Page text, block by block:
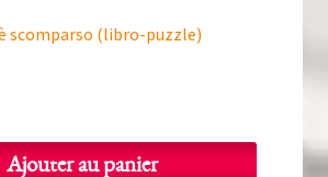
scomparso (libro-puzzle)
Ajouter au panier